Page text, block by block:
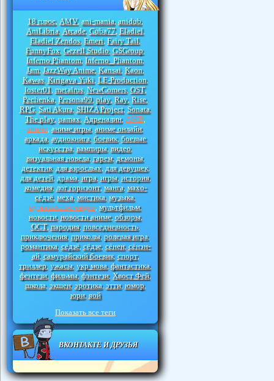
18 плюс, AMV, ani-mania, anidub,
AniLibria, Arcade, Cuba77, Eladiel,
Eladiel Zendos, Emeri, Fairy Tail,
FunnyFox, Gezell Studio, GSGroup,
Inferno Phantom, Inferno_Phantom,
Jam, JazzWay Anime, Kansai, Kaon,
Kawas, Kirigava Yuki, LE-Production,
loster01, metalrus, NewComers, OST,
Pechenka, Persona99, play, Ray, Rise,
RPG, Sati Akura, SHIZA Project, Sonata,
The play, uamax, Адреналин, АМВ
аниме аниме игры, аниме онлайн,
аркада, аудиокнига, боевик, боевые
искусства, вампиры, видео,
визуальная новела, гарем, демоны,
детектив, для взрослых, для девушек,
для детей, драма, игра, игры, история,
комедия, лог горизонт, манга, махо-
сёдзё, меха, мистика, музыка,
музыкальное видео мультфильм,
новости, новости аниме, обзоры,
ОСТ, пародия, повседневность,
приключения, приколы, ролевая игра,
романтика, сёдзё, сёдзе, сёнен, сёнэн-
ай, самурайский боевик, спорт,
триллер, ужасы, укр мова, фантастика,
фентези, фильмы, фэнтези, Хвост Фей,
школа, экшен, эротика, этти, юмор,
юри, яой
Показать все теги
ВКОНТАКТЕ И ДРУЗЬЯ